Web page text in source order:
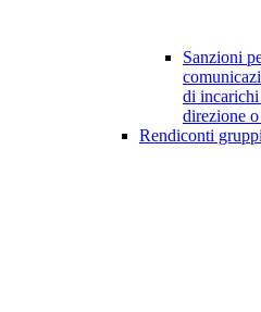
Sanzioni
di
direzione
Rendiconti